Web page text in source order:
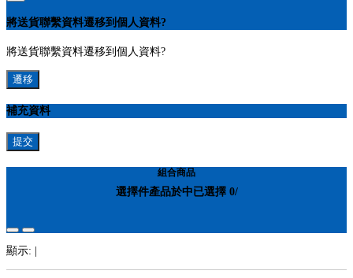
將送貨聯繫資料遷移到個人資料?
將送貨聯繫資料遷移到個人資料?
遷移
補充資料
提交
組合商品
選擇件產品於中已選擇 0/
顯示: